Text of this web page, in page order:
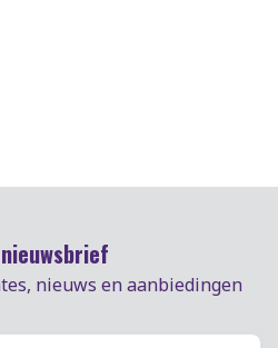
nieuws en aanbiedingen